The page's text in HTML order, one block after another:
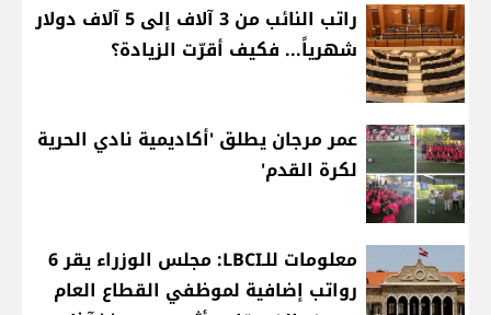
راتب النائب من 3 آلاف إلى 5 آلاف دولار
شهرياً... فكيف أقرّت الزيادة؟
عمر مرجان يطلق 'أكاديمية نادي الحرية
لكرة القدم'
معلومات للـLBCI: مجلس الوزراء يقر 6
رواتب إضافية لموظفي القطاع العام